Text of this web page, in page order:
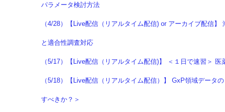
パラメータ検討方法
（4/28）【Live配信（リアルタイム配信) or アーカイブ配信
と適合性調査対応
（5/17）【Live配信（リアルタイム配信)】 ＜１日で速習＞
（5/18）【Live配信（リアルタイム配信）】 GxP領域データ
すべきか？＞